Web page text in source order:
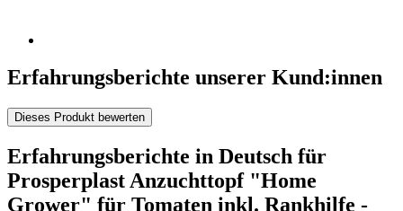
Erfahrungsberichte unserer Kund:innen
Dieses Produkt bewerten
Erfahrungsberichte in Deutsch für
Prosperplast Anzuchttopf "Home
Grower" für Tomaten inkl. Rankhilfe -